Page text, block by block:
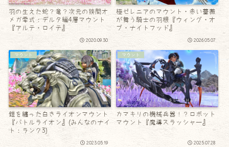
羽の生えた蛇？竜？次元の狭間オ
メガ零式：デルタ編4層マウント
『アルテ・ロイテ』
2020.09.30
極ゼレニアのマウント・赤い薔薇
が舞う騎士の羽根『ウィング・オ
ブ・ナイトフッド』
2026.05.07
マウント
鎧を纏った白きライオンマウント
『バトルライオン』(みんなのナイ
ト：ランク3)
2023.05.19
マウント
カマキリの機械兵器！？ロボット
マウント『魔導スラッシャー』
2025.07.28